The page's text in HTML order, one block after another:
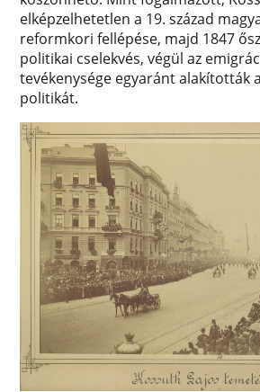
elképzelhetetlen a 19. század
reformkori fellépése, majd 1847
politikai cselekvés, végül az
tevékenysége egyaránt alakították
politikát.